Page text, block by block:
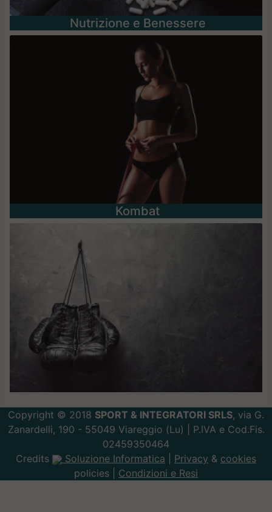
Nutrizione e Benessere
Kombat
Copyright © 2018 SPORT & INTEGRATORI SRLS, via G.
Zanardelli, 190 - 55049 Viareggio (Lu) | P.IVA e Cod.Fis.
02459350464
Credits
Soluzione Informatica Privacy & cookies
policies | Condizioni e Resi